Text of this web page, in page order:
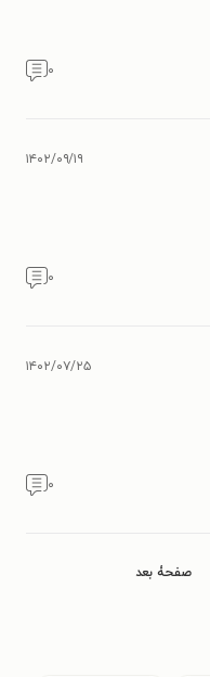
۰
۱۴۰۲/۰۹/۱۹
۰
۱۴۰۲/۰۷/۲۵
۰
صفحۀ بعد